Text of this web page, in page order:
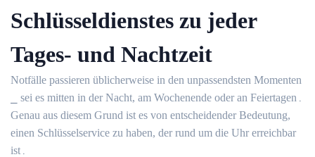
Schlüsseldienstes zu jeder
Tages- und Nachtzeit
Notfälle passieren üblicherweise in den unpassendsten Momenten
⎯ sei es mitten in der Nacht, am Wochenende oder an Feiertagen․
Genau aus diesem Grund ist es von entscheidender Bedeutung,
einen Schlüsselservice zu haben, der rund um die Uhr erreichbar
ist․